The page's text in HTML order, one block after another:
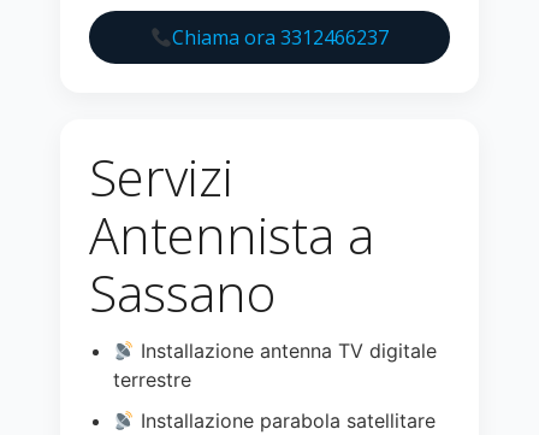
Chiama ora 3312466237
Servizi
Antennista a
Sassano
Installazione antenna TV digitale
terrestre
Installazione parabola satellitare